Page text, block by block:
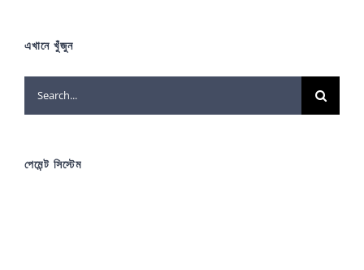
এখানে খুঁজুন
Search
for:
পেমেন্ট সিস্টেম